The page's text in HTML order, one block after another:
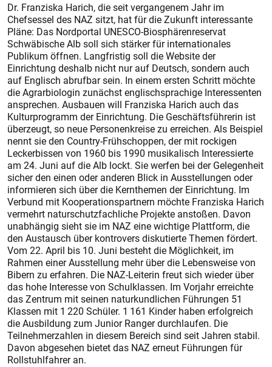
Dr. Franziska Harich, die seit vergangenem Jahr im
Chefsessel des NAZ sitzt, hat für die Zukunft interessante
Pläne: Das Nordportal UNESCO-Biosphärenreservat
Schwäbische Alb soll sich stärker für internationales
Publikum öffnen. Langfristig soll die Website der
Einrichtung deshalb nicht nur auf Deutsch, sondern auch
auf Englisch abrufbar sein. In einem ersten Schritt möchte
die Agrarbiologin zunächst englischsprachige Interessenten
ansprechen. Ausbauen will Franziska Harich auch das
Kulturprogramm der Einrichtung. Die Geschäftsführerin ist
überzeugt, so neue Personenkreise zu erreichen. Als Beispiel
nennt sie den Country-Frühschoppen, der mit rockigen
Leckerbissen von 1960 bis 1990 musikalisch Interessierte
am 24. Juni auf die Alb lockt. Sie werfen bei der Gelegenheit
sicher den einen oder anderen Blick in Ausstellungen oder
informieren sich über die Kernthemen der Einrichtung. Im
Verbund mit Kooperationspartnern möchte Franziska Harich
vermehrt naturschutzfachliche Projekte anstoßen. Davon
unabhängig sieht sie im NAZ eine wichtige Plattform, die
den Austausch über kontrovers diskutierte Themen fördert.
Vom 22. April bis 10. Juni besteht die Möglichkeit, im
Rahmen einer Ausstellung mehr über die Lebensweise von
Bibern zu erfahren. Die NAZ-Leiterin freut sich wieder über
das hohe Interesse von Schulklassen. Im Vorjahr erreichte
das Zentrum mit seinen naturkundlichen Führungen 51
Klassen mit 1 220 Schüler. 1 161 Kinder haben erfolgreich
die Ausbildung zum Junior Ranger durchlaufen. Die
Teilnehmerzahlen in diesem Bereich sind seit Jahren stabil.
Davon abgesehen bietet das NAZ erneut Führungen für
Rollstuhlfahrer an.